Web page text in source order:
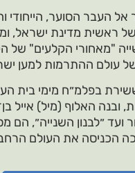
העבר הסוער, הייחודי
ראשית מדינת ישראל,
"מאחורי הקלעים" של
בפלמ״ח מימי בית
האלוף (מיל) אייל
ועד ״לבנון השנייה״,